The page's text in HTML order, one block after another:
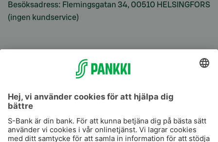
Besöksadress: Flemingsgatan 34, 00510 HELSINGFORS
(ingen kundservice)
S-Prime